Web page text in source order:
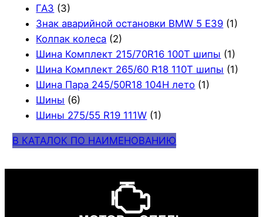
ГАЗ (3)
Знак аварийной остановки BMW 5 E39 (1)
Колпак колеса (2)
Шина Комплект 215/70R16 100T шипы (1)
Шина Комплект 265/60 R18 110T шипы (1)
Шина Пара 245/50R18 104H лето (1)
Шины (6)
Шины 275/55 R19 111W (1)
В КАТАЛОК ПО НАИМЕНОВАНИЮ